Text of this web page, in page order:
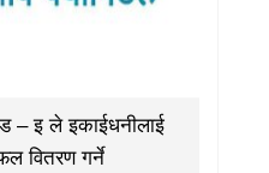
– इ ले इकाईधनीलाई
वितरण गर्ने